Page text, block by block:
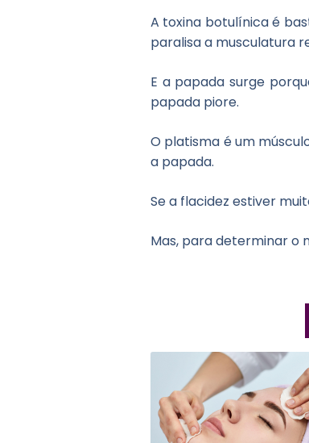
A toxina botulínica é
paralisa a musculatura
E a papada surge
papada piore.
O platisma é um
a papada.
Se a flacidez estiver
Mas, para determinar o